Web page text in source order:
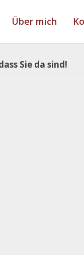
Über mich
Sie da sind!